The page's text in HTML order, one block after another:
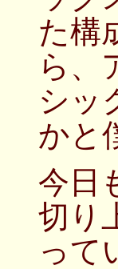
た構
ら、
シッ
かと
今日
切り
って